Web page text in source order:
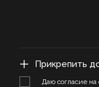
Прикрепить
Даю согласие